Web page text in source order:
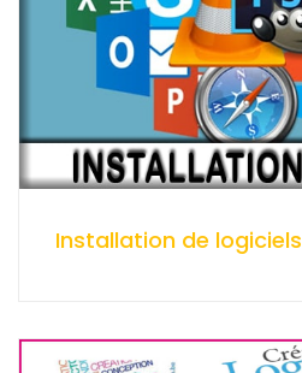
Installation de logiciels